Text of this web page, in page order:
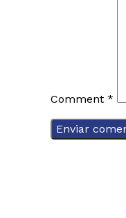
Comment *